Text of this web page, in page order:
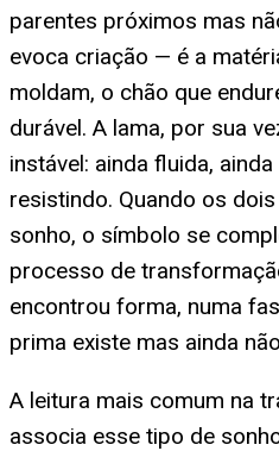
parentes próximos mas
evoca criação — é a
moldam, o chão que
durável. A lama, por sua
instável: ainda fluida,
resistindo. Quando os
sonho, o símbolo se
processo de
encontrou forma, numa
prima existe mas ainda
A leitura mais comum na
associa esse tipo de